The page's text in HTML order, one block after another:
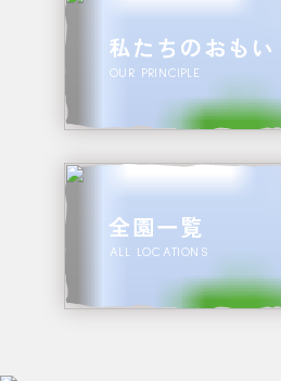
私たちのおもい
OUR PRINCIPLE
全園一覧
ALL LOCATIONS